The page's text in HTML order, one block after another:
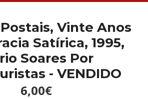
Vinte Anos
Satírica, 1995,
Soares Por
- VENDIDO
6,00€